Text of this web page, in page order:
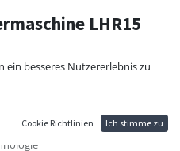
LHR15
- Poliermaschine
ist die LHR 15 MarkV.
Vibrationen
ein besseres Nutzererlebnis zu
Cookie Richtlinien Ich stimme zu